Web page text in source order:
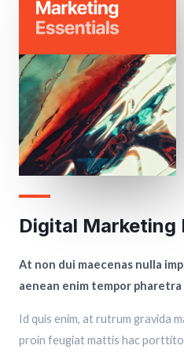
Digital Marketing
At non dui maecenas nulla
aenean enim tempor
Id quis enim, at rutrum gravida
proin feugiat mattis hac